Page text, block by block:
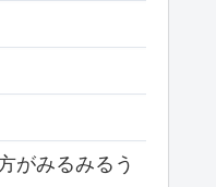
がみるみるう